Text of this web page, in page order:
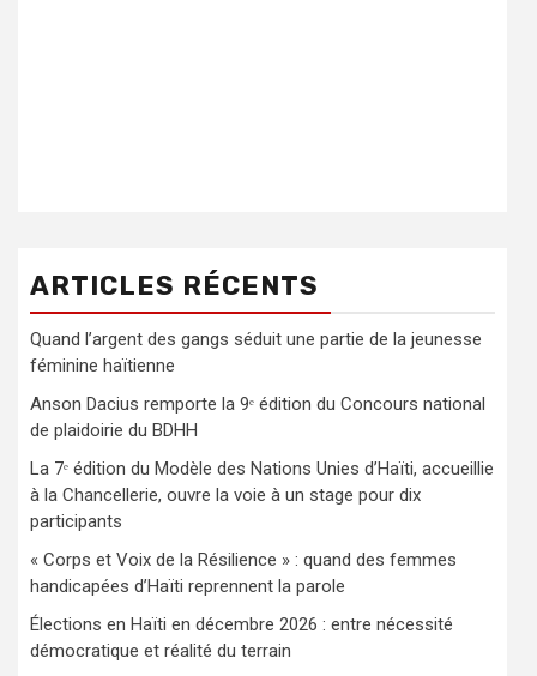
ARTICLES RÉCENTS
Quand l’argent des gangs séduit une partie de la jeunesse
féminine haïtienne
Anson Dacius remporte la 9ᵉ édition du Concours national
de plaidoirie du BDHH
La 7ᵉ édition du Modèle des Nations Unies d’Haïti, accueillie
à la Chancellerie, ouvre la voie à un stage pour dix
participants
« Corps et Voix de la Résilience » : quand des femmes
handicapées d’Haïti reprennent la parole
Élections en Haïti en décembre 2026 : entre nécessité
démocratique et réalité du terrain